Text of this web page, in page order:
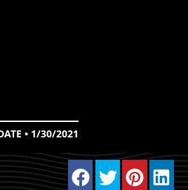
• 1/30/2021